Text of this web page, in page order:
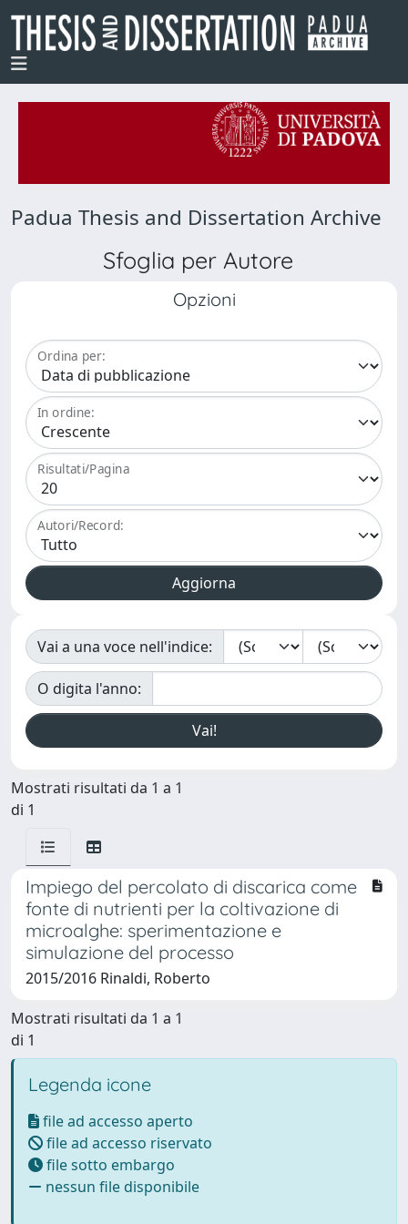
Padua Thesis and Dissertation Archive
Sfoglia per Autore
Opzioni
Ordina per:
In ordine:
Risultati/Pagina
Autori/Record:
Vai a una voce nell'indice:
O digita l'anno:
Mostrati risultati da 1 a 1
di 1
Impiego del percolato di discarica come
fonte di nutrienti per la coltivazione di
microalghe: sperimentazione e
simulazione del processo
2015/2016 Rinaldi, Roberto
Mostrati risultati da 1 a 1
di 1
Legenda icone
file ad accesso aperto
file ad accesso riservato
file sotto embargo
nessun file disponibile